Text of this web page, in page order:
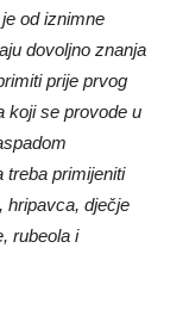
od iznimne
dovoljno znanja
prije prvog
koji se provode u
treba primijeniti
hripavca, dječje
rubeola i